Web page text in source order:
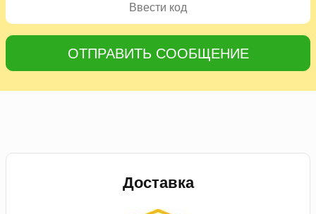
ОТПРАВИТЬ СООБЩЕНИЕ
Доставка